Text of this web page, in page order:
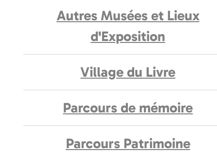
Autres Musées et Lieux
d'Exposition
Village du Livre
Parcours de mémoire
Parcours Patrimoine